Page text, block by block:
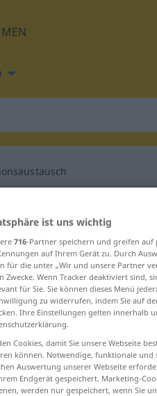
für
Übersetzung
ist uns wichtig
716-Partner speichern und greifen auf
auf Ihrem Gerät zu. Durch
für die unter „Wir und unsere Partner
Zwecke. Wenn Tracker deaktiviert sind,
für Sie. Sie können dieses Menü
zu widerrufen, indem Sie auf
Ihre Einstellungen gelten innerhalb
Cookies, damit Sie unsere Webseite
können. Notwendige, funktionale und
Auswertung unserer Webseite
Endgerät gespeichert. Marketing-
werden nur gespeichert, wenn Sie